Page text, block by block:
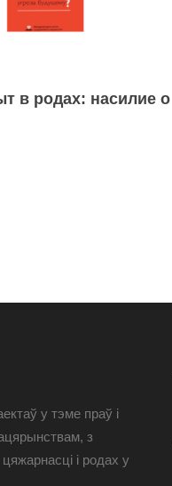
в родах: насилие о
у тэме праў і
з
і родах у